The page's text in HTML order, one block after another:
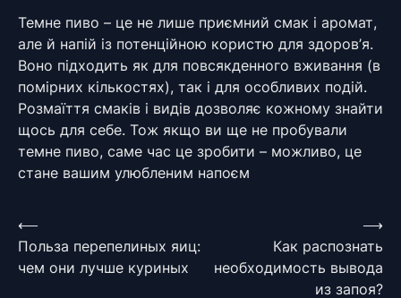
Темне пиво – це не лише приємний смак і аромат,
але й напій із потенційною користю для здоров’я.
Воно підходить як для повсякденного вживання (в
помірних кількостях), так і для особливих подій.
Розмаїття смаків і видів дозволяє кожному знайти
щось для себе. Тож якщо ви ще не пробували
темне пиво, саме час це зробити – можливо, це
стане вашим улюбленим напоєм
Навігація
записів
⟵
Польза перепелиных яиц:
чем они лучше куриных
Как распознать
необходимость вывода
из запоя?
⟶